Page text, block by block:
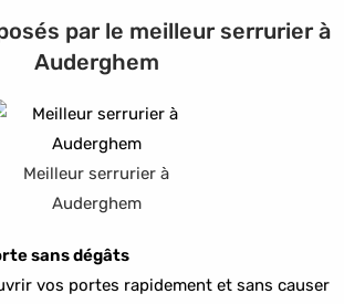
par le meilleur serrurier à
Auderghem
Meilleur serrurier à
Auderghem
sans dégâts
vos portes rapidement et sans causer